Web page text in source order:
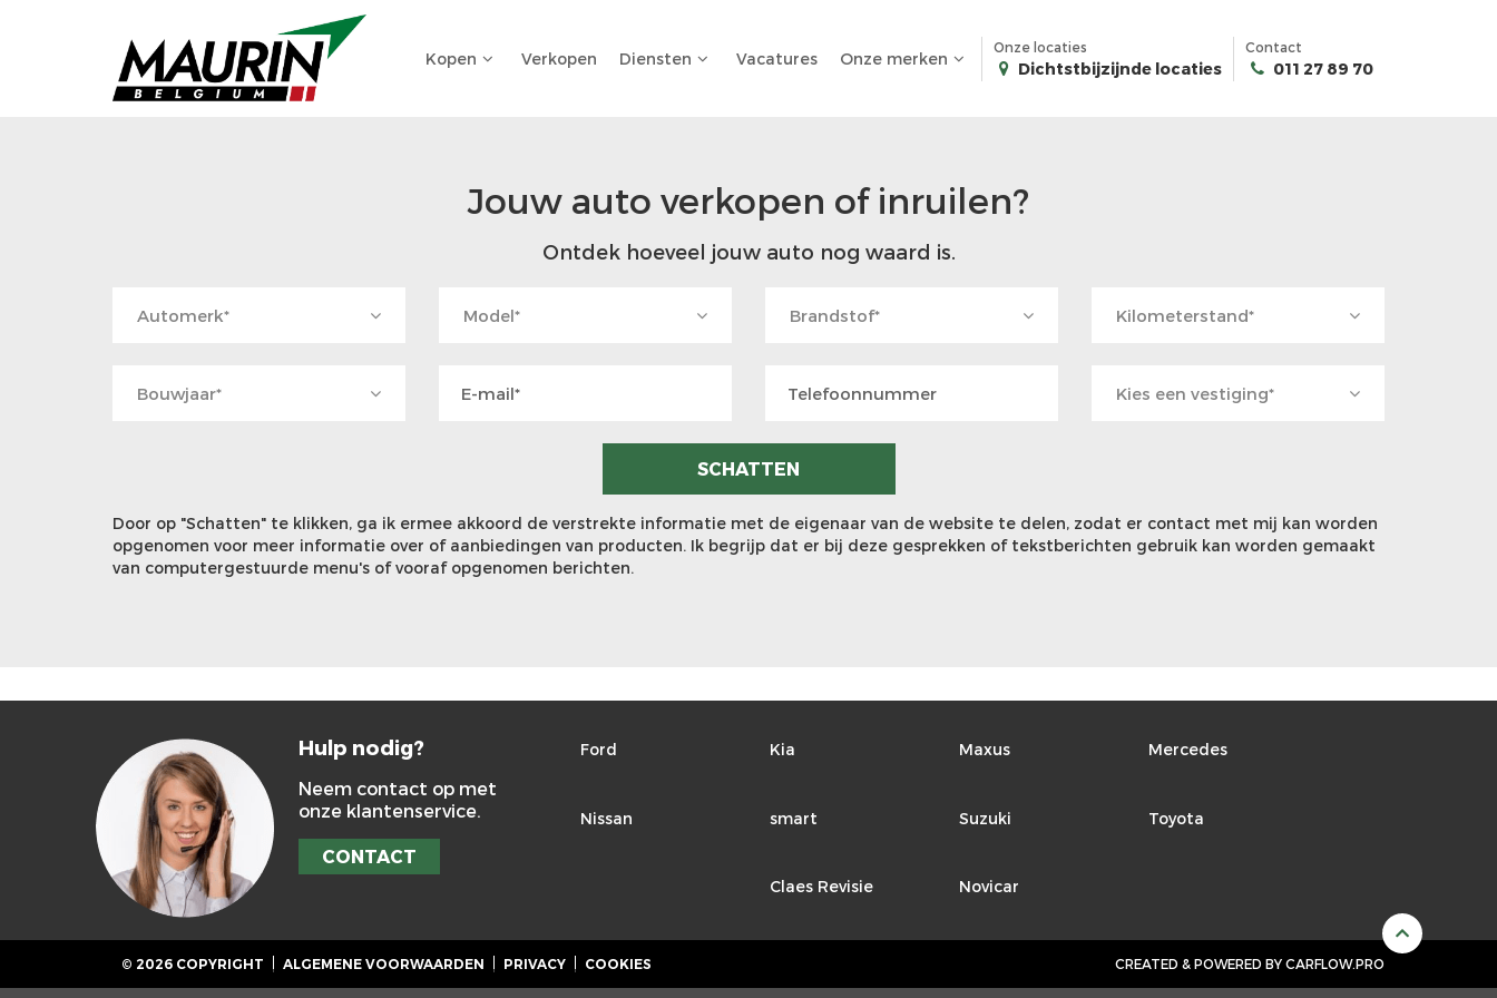
Kopen Verkopen Diensten Vacatures Onze merken
Onze locaties
Dichtstbijzijnde locaties
Contact
011 27 89 70
Jouw auto verkopen of inruilen?
Ontdek hoeveel jouw auto nog waard is.
Automerk* Model* Brandstof* Kilometerstand*
Bouwjaar* Kies een vestiging*
SCHATTEN
Door op "Schatten" te klikken, ga ik ermee akkoord de verstrekte informatie met de eigenaar van de website te delen, zodat er contact met mij kan worden
opgenomen voor meer informatie over of aanbiedingen van producten. Ik begrijp dat er bij deze gesprekken of tekstberichten gebruik kan worden gemaakt
van computergestuurde menu's of vooraf opgenomen berichten.
Hulp nodig?
Neem contact op met
onze klantenservice.
CONTACT
Ford Kia Maxus Mercedes
Nissan smart Suzuki Toyota
Claes Revisie Novicar
© 2026 COPYRIGHT ALGEMENE VOORWAARDEN PRIVACY COOKIES CREATED & POWERED BY CARFLOW.PRO